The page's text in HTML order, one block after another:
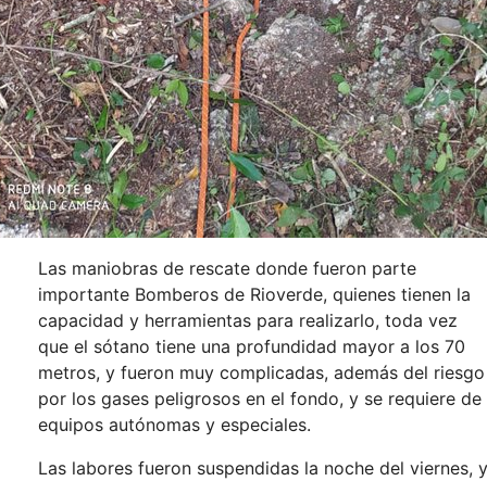
Las maniobras de rescate donde fueron parte
importante Bomberos de Rioverde, quienes tienen la
capacidad y herramientas para realizarlo, toda vez
que el sótano tiene una profundidad mayor a los 70
metros, y fueron muy complicadas, además del riesgo
por los gases peligrosos en el fondo, y se requiere de
equipos autónomas y especiales.
Las labores fueron suspendidas la noche del viernes, y